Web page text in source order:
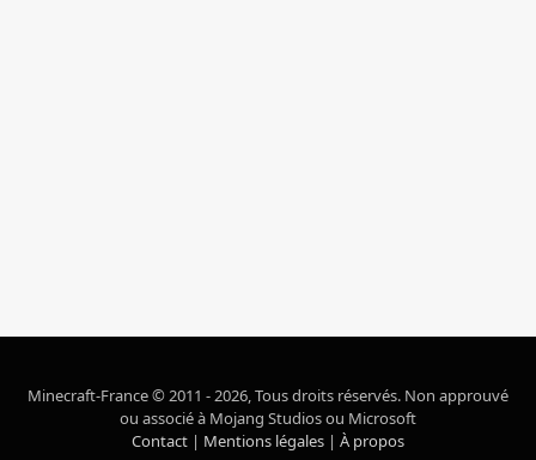
Minecraft-France © 2011 - 2026, Tous droits réservés. Non approuvé
ou associé à Mojang Studios ou Microsoft
Contact | Mentions légales | À propos